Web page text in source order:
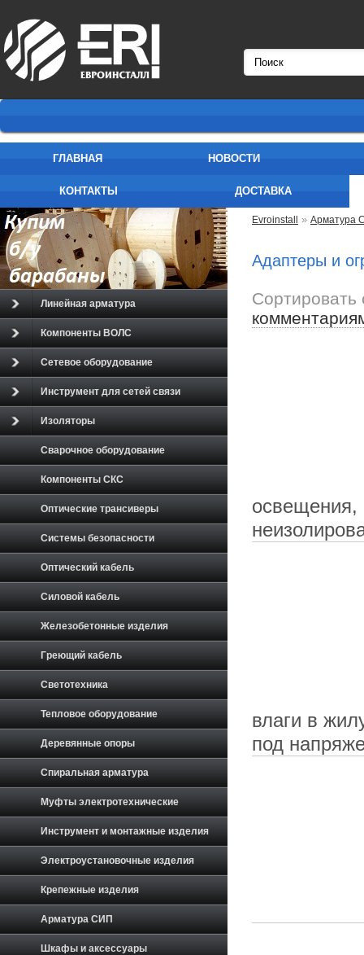
ГЛАВНАЯ НОВОСТИ
КОНТАКТЫ ДОСТАВКА
Evroinstall » Арматура
Адаптеры и
Сортировать
освещения,
влаги в
под
Линейная арматура
Компоненты ВОЛС
Сетевое оборудование
Инструмент для сетей связи
Изоляторы
Сварочное оборудование
Компоненты СКС
Оптические трансиверы
Системы безопасности
Оптический кабель
Силовой кабель
Железобетонные изделия
Греющий кабель
Светотехника
Тепловое оборудование
Деревянные опоры
Спиральная арматура
Муфты электротехнические
Инструмент и монтажные изделия
Электроустановочные изделия
Крепежные изделия
Арматура СИП
Шкафы и аксессуары